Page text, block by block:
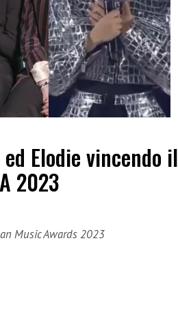
Elodie vincendo il
2023
Music Awards 2023